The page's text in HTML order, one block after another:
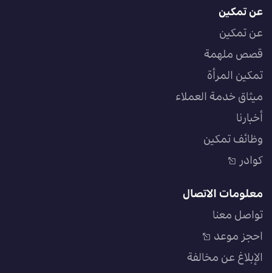
عن تمكين
عن تمكين
قصص ملهمة
تمكين المرأة
ميثاق خدمة العملاء
أخبارنا
وظائف تمكين
كوادر
معلومات الاتصال
تواصل معنا
احجز موعد
الإبلاغ عن مخالفة